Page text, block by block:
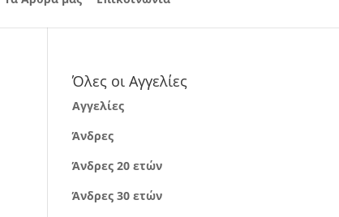
Όλες οι Αγγελίες
Αγγελίες
Άνδρες
Άνδρες 20 ετών
Άνδρες 30 ετών